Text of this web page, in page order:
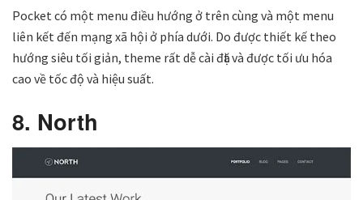
Pocket có một menu điều hướng ở trên cùng và một menu
liên kết đến mạng xã hội ở phía dưới. Do được thiết kế theo
hướng siêu tối giản, theme rất dễ cài đặt và được tối ưu hóa
cao về tốc độ và hiệu suất.
8. North